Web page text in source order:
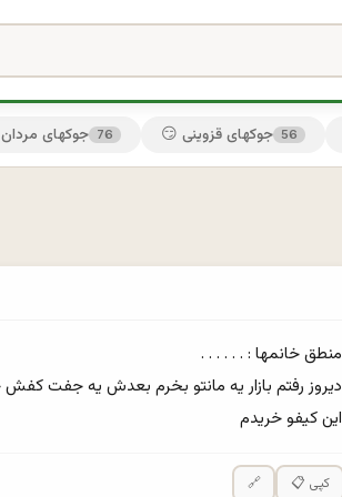
👨 جوکهای مردان 76 😏 جوکهای قزوینی 56
این کیفو خریدم
🔗 📋 کپی